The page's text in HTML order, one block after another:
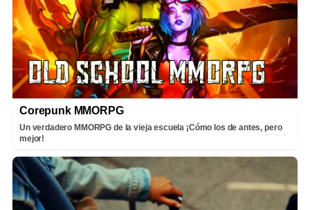
Corepunk MMORPG
Un verdadero MMORPG de la vieja escuela ¡Cómo los de antes, pero
mejor!